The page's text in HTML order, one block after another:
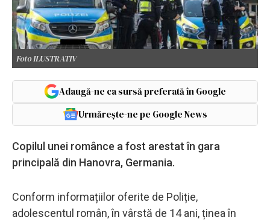
Foto ILUSTRATIV
Adaugă-ne ca sursă preferată în Google
Urmărește-ne pe Google News
Copilul unei românce a fost arestat în gara
principală din Hanovra, Germania.
Conform informațiilor oferite de Poliție,
adolescentul român, în vârstă de 14 ani, ținea în